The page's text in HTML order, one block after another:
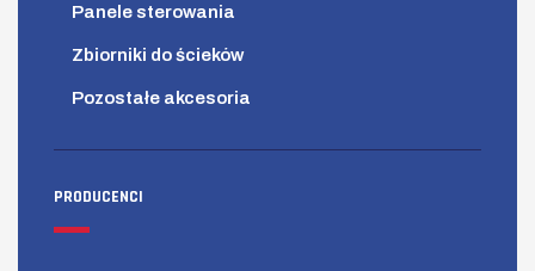
Panele sterowania
Zbiorniki do ścieków
Pozostałe akcesoria
PRODUCENCI